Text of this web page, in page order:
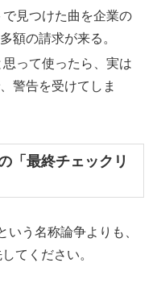
見つけた曲を企業の
額の請求が来る。
って使ったら、実は
警告を受けてしま
「最終チェックリ
いう名称論争よりも、
てください。